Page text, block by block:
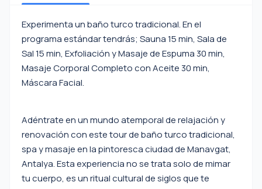
Experimenta un baño turco tradicional. En el
programa estándar tendrás; Sauna 15 min, Sala de
Sal 15 min, Exfoliación y Masaje de Espuma 30 min,
Masaje Corporal Completo con Aceite 30 min,
Máscara Facial.
Adéntrate en un mundo atemporal de relajación y
renovación con este tour de baño turco tradicional,
spa y masaje en la pintoresca ciudad de Manavgat,
Antalya. Esta experiencia no se trata solo de mimar
tu cuerpo, es un ritual cultural de siglos que te